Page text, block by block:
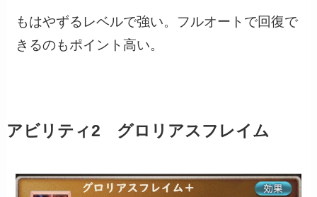
もはやずるレベルで強い。フルオートで回復で
きるのもポイント高い。
アビリティ2 グロリアスフレイム